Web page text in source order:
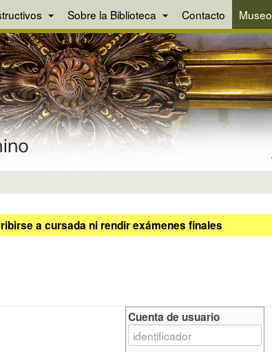
Sobre la Biblioteca Contacto Museo
a cursada ni rendir exámenes finales
Cuenta de usuario